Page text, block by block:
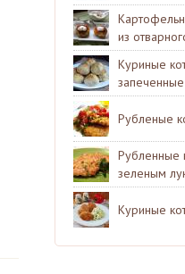
из
Куриные
Рубленые
Рубленные
зеленым
Куриные